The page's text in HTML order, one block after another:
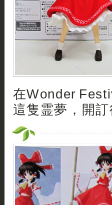
在Wonder
這隻霊夢，開訂